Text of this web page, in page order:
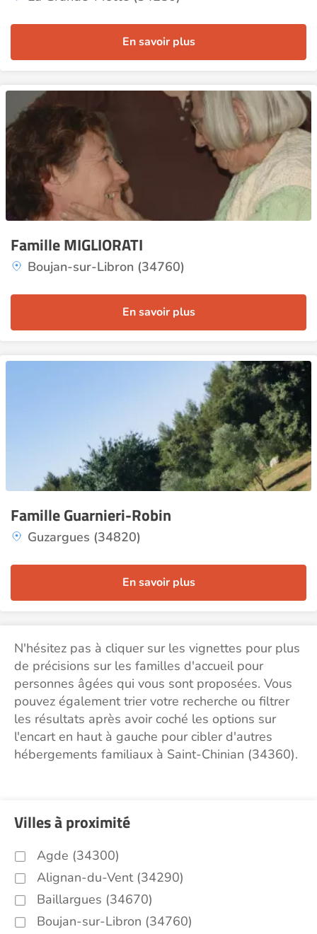
En savoir plus
Famille MIGLIORATI
Boujan-sur-Libron (34760)
En savoir plus
Famille Guarnieri-Robin
Guzargues (34820)
En savoir plus
N'hésitez pas à cliquer sur les vignettes pour plus
de précisions sur les familles d'accueil pour
personnes âgées qui vous sont proposées. Vous
pouvez également trier votre recherche ou filtrer
les résultats après avoir coché les options sur
l'encart en haut à gauche pour cibler d'autres
hébergements familiaux à Saint-Chinian (34360).
Villes à proximité
Agde (34300)
Alignan-du-Vent (34290)
Baillargues (34670)
Boujan-sur-Libron (34760)